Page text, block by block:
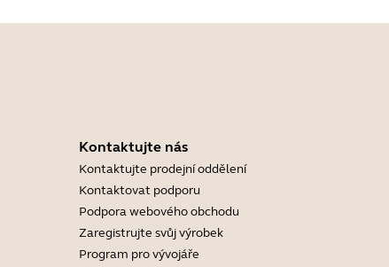
Kontaktujte nás
Kontaktujte prodejní oddělení
Kontaktovat podporu
Podpora webového obchodu
Zaregistrujte svůj výrobek
Program pro vývojáře